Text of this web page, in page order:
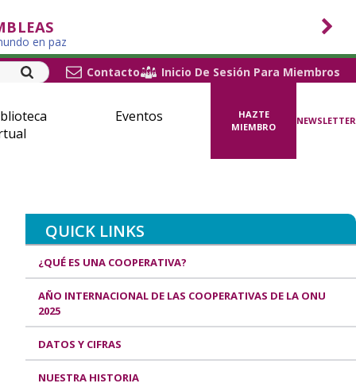
en paz
Contacto
Inicio De Sesión Para Miembros
Eventos
HAZTE
MIEMBRO
NEWSLETTER
QUICK LINKS
¿QUÉ ES UNA COOPERATIVA?
AÑO INTERNACIONAL DE LAS COOPERATIVAS DE LA ONU
2025
DATOS Y CIFRAS
NUESTRA HISTORIA